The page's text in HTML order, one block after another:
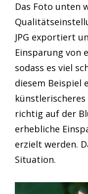
Das Foto unten
JPG exportiert
Einsparung von
sodass es viel
diesem Beispiel
richtig auf der
erhebliche
erzielt werden.
Situation.